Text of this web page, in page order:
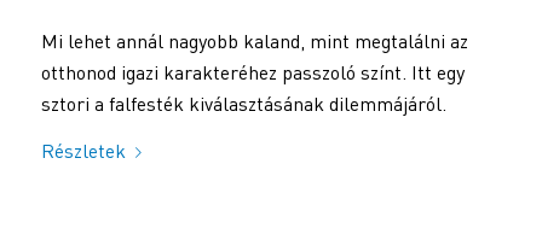
Mi lehet annál nagyobb kaland, mint megtalálni az
otthonod igazi karakteréhez passzoló színt. Itt egy
sztori a falfesték kiválasztásának dilemmájáról.
Részletek